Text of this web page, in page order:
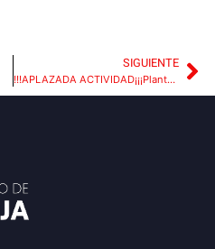
SIGUIENTE
!!!APLAZADA ACTIVIDAD¡¡¡Plantación de Arboles en Familia